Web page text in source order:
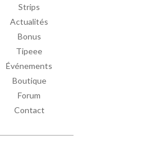
Strips
Actualités
Bonus
Tipeee
Événements
Boutique
Forum
Contact